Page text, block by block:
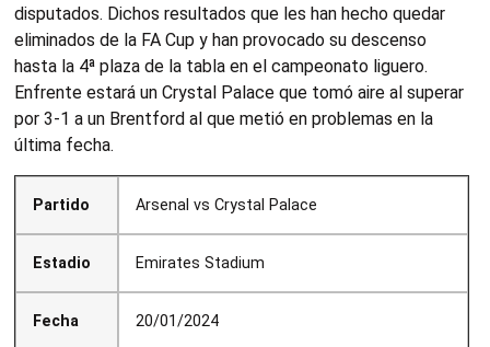
disputados. Dichos resultados que les han hecho quedar
eliminados de la FA Cup y han provocado su descenso
hasta la 4ª plaza de la tabla en el campeonato liguero.
Enfrente estará un Crystal Palace que tomó aire al superar
por 3-1 a un Brentford al que metió en problemas en la
última fecha.
Partido
Estadio
Fecha
Arsenal vs Crystal Palace
Emirates Stadium
20/01/2024